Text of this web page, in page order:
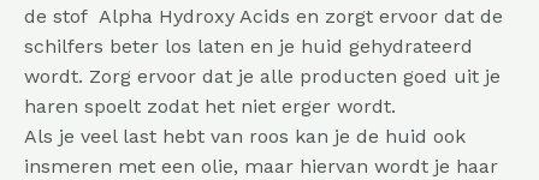
de stof Alpha Hydroxy Acids en zorgt ervoor dat de
schilfers beter los laten en je huid gehydrateerd
wordt. Zorg ervoor dat je alle producten goed uit je
haren spoelt zodat het niet erger wordt.
Als je veel last hebt van roos kan je de huid ook
insmeren met een olie, maar hiervan wordt je haar